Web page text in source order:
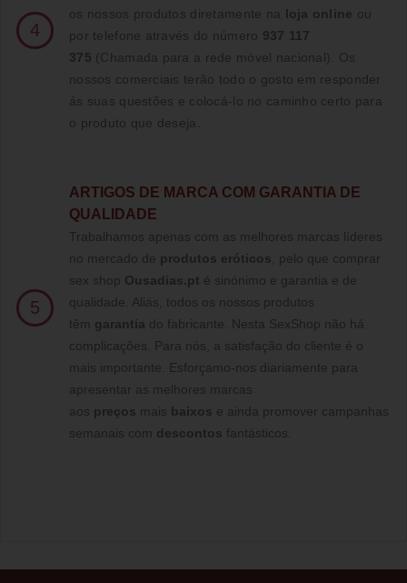
4
os nossos produtos diretamente na loja online ou
por telefone através do número 937 117
375 (Chamada para a rede móvel nacional)
. Os
nossos comerciais terão todo o gosto em responder
ás suas questões e colocá-lo no caminho certo para
o produto que deseja.
5
ARTIGOS DE MARCA COM GARANTIA DE
QUALIDADE
Trabalhamos apenas com as melhores marcas líderes
no mercado de produtos eróticos , pelo que comprar
sex shop Ousadias.pt é sinónimo e garantia e de
qualidade. Aliás, todos os nossos produtos
têm garantia do fabricante. Nesta SexShop não há
complicações. Para nós, a satisfação do cliente é o
mais importante. Esforçamo-nos diariamente para
apresentar as melhores marcas
aos preços mais baixos e ainda promover campanhas
semanais com descontos fantásticos.